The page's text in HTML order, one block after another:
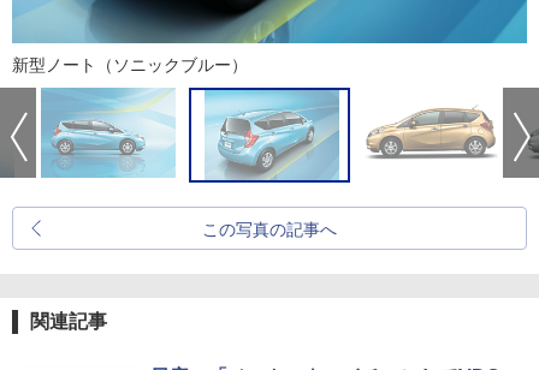
新型ノート（ソニックブルー）
この写真の記事へ
関連記事